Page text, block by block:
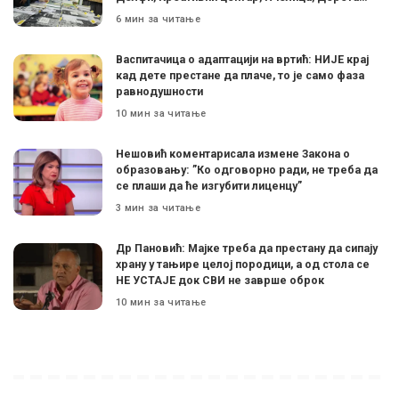
6 мин за читање
Васпитачица о адаптацији на вртић: НИЈЕ крај
кад дете престане да плаче, то је само фаза
равнодушности
10 мин за читање
Нешовић коментарисала измене Закона о
образовању: ”Ко одговорно ради, не треба да
се плаши да ће изгубити лиценцу”
3 мин за читање
Др Пановић: Мајке треба да престану да сипају
храну у тањире целој породици, а од стола се
НЕ УСТАЈЕ док СВИ не заврше оброк
10 мин за читање